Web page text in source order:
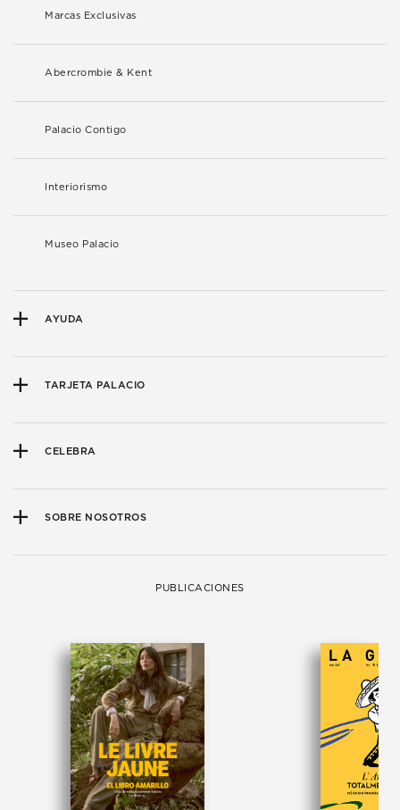
Marcas Exclusivas
Abercrombie & Kent
Palacio Contigo
Interiorismo
Museo Palacio
AYUDA
TARJETA PALACIO
CELEBRA
SOBRE NOSOTROS
PUBLICACIONES